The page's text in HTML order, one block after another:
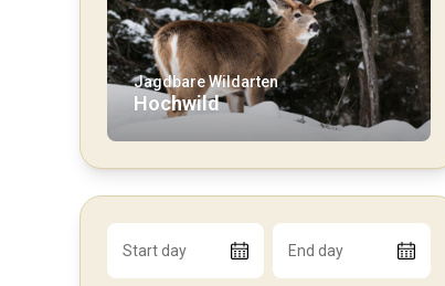
Jagdbare Wildarten
Hochwild
Start day End day